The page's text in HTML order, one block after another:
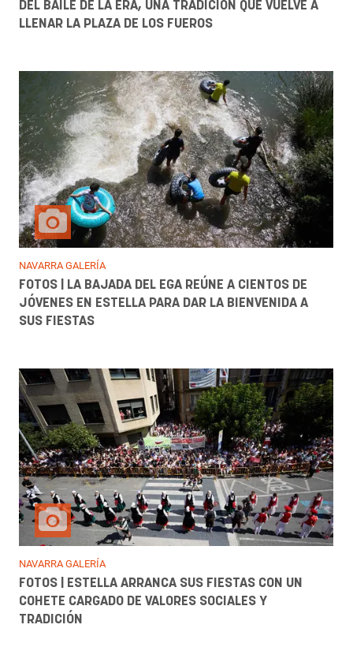
DEL BAILE DE LA ERA, UNA TRADICIÓN QUE VUELVE A
LLENAR LA PLAZA DE LOS FUEROS
NAVARRA GALERÍA
FOTOS | LA BAJADA DEL EGA REÚNE A CIENTOS DE
JÓVENES EN ESTELLA PARA DAR LA BIENVENIDA A
SUS FIESTAS
NAVARRA GALERÍA
FOTOS | ESTELLA ARRANCA SUS FIESTAS CON UN
COHETE CARGADO DE VALORES SOCIALES Y
TRADICIÓN